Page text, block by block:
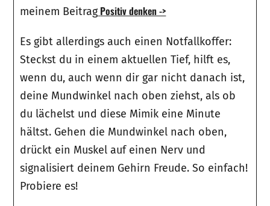
meinem Beitrag Positiv denken ->
Es gibt allerdings auch einen Notfallkoffer:
Steckst du in einem aktuellen Tief, hilft es,
wenn du, auch wenn dir gar nicht danach ist,
deine Mundwinkel nach oben ziehst, als ob
du lächelst und diese Mimik eine Minute
hältst. Gehen die Mundwinkel nach oben,
drückt ein Muskel auf einen Nerv und
signalisiert deinem Gehirn Freude. So einfach!
Probiere es!